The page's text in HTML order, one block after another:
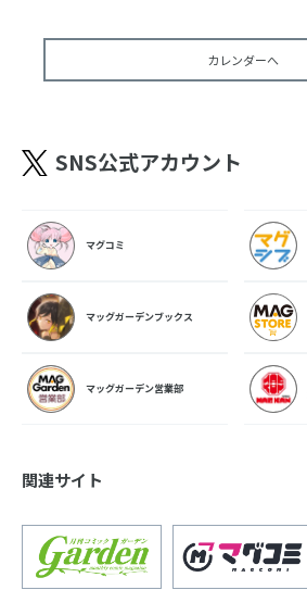
カレンダーへ
SNS公式アカウント
マグコミ
マッグガーデンブックス
マッグガーデン営業部
関連サイト